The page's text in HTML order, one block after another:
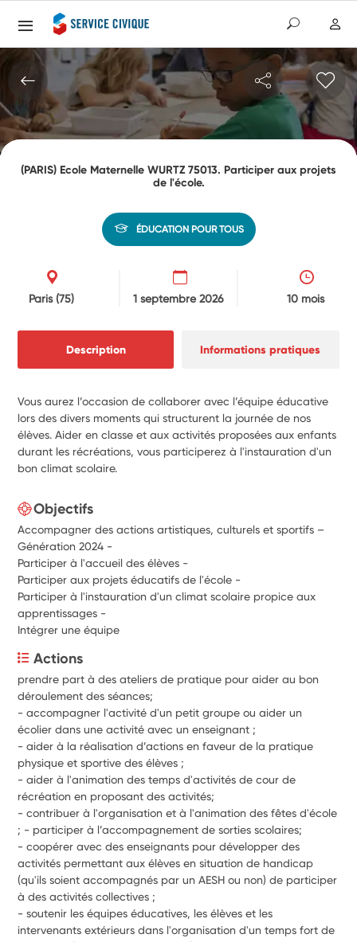
(PARIS) Ecole Maternelle WURTZ 75013. Participer aux projets
de l'école.
ÉDUCATION POUR TOUS
Paris(75) 1 septembre 2026 10 mois
Description Informations pratiques
Vous aurez l’occasion de collaborer avec l’équipe éducative
lors des divers moments qui structurent la journée de nos
élèves. Aider en classe et aux activités proposées aux enfants
durant les récréations, vous participerez à l'instauration d'un
bon climat scolaire.
Objectifs
Accompagner des actions artistiques, culturels et sportifs –
Génération 2024 -
Participer à l'accueil des élèves -
Participer aux projets éducatifs de l'école -
Participer à l'instauration d'un climat scolaire propice aux
apprentissages -
Intégrer une équipe
Actions
prendre part à des ateliers de pratique pour aider au bon
- accompagner l'activité d'un petit groupe ou aider un
- aider à la réalisation d’actions en faveur de la pratique
- aider à l'animation des temps d'activités de cour de
- contribuer à l'organisation et à l'animation des fêtes d'école
- coopérer avec des enseignants pour développer des
activités permettant aux élèves en situation de handicap
(qu'ils soient accompagnés par un AESH ou non) de participer
- soutenir les équipes éducatives, les élèves et les
intervenants extérieurs dans l'organisation d'un temps fort de